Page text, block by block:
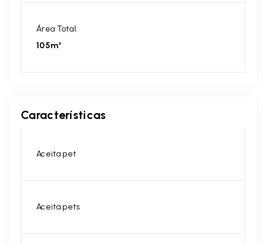
Área Total:
105m²
Características
Aceita pet
Aceita pets